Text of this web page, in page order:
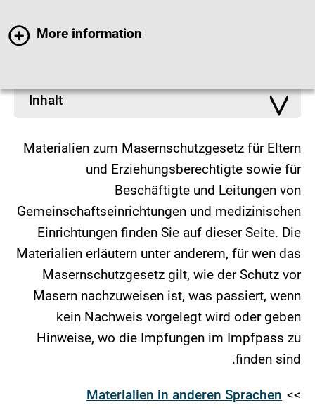
More information
Inhalt
Materialien zum Masernschutzgesetz für Eltern
und Erziehungsberechtigte sowie für
Beschäftigte und Leitungen von
Gemeinschaftseinrichtungen und medizinischen
Einrichtungen finden Sie auf dieser Seite. Die
Materialien erläutern unter anderem, für wen das
Masernschutzgesetz gilt, wie der Schutz vor
Masern nachzuweisen ist, was passiert, wenn
kein Nachweis vorgelegt wird oder geben
Hinweise, wo die Impfungen im Impfpass zu
finden sind.
>>
Materialien in anderen Sprachen